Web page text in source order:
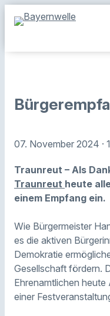
07. November 2024 ·
Traunreut – Als
Traunreut heute
einem Empfang ein.
Wie Bürgermeister
es die aktiven
Demokratie
Gesellschaft fördern.
Ehrenamtlichen heute
einer